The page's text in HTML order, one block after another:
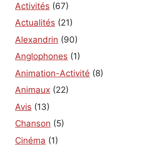
Activités (67)
Actualités (21)
Alexandrin (90)
Anglophones (1)
Animation-Activité (8)
Animaux (22)
Avis (13)
Chanson (5)
Cinéma (1)